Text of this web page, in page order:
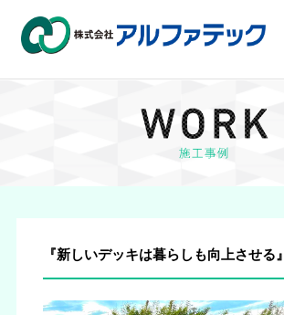
『新しいデッキは暮らしも向上させる』